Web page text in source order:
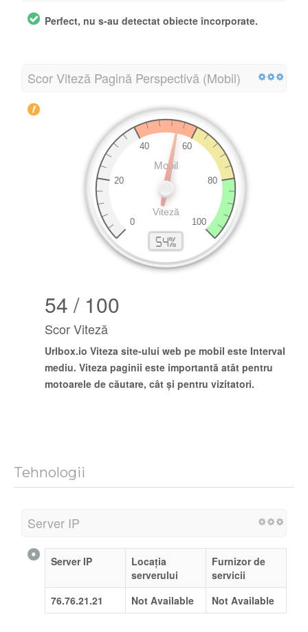
Perfect, nu s-au detectat obiecte încorporate.
Scor Viteză Pagină Perspectivă (Mobil)
54 / 100
Scor Viteză
Urlbox.io Viteza site-ului web pe mobil este Interval
mediu. Viteza paginii este importantă atât pentru
motoarele de căutare, cât și pentru vizitatori.
Tehnologii
Server IP
Server IP
Locația
serverului
Furnizor de
servicii
76.76.21.21
Not Available Not Available